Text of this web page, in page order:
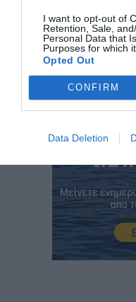
I want to opt-out of
Retention, Sale,
Personal Data that
Purposes for which
Opted Out
CONFIRM
Data Deletion
www.kasambalis.bros.gr